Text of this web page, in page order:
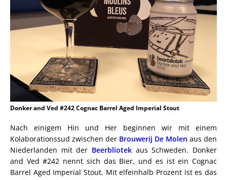
Donker and Ved #242 Cognac Barrel Aged Imperial Stout
Nach einigem Hin und Her beginnen wir mit einem
Kolaborationssud zwischen der Brouwerij De Molen aus den
Niederlanden mit der Beerbliotek aus Schweden. Donker
and Ved #242 nennt sich das Bier, und es ist ein Cognac
Barrel Aged Imperial Stout. Mit elfeinhalb Prozent ist es das